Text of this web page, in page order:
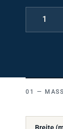
Breite